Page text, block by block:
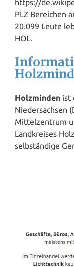
https://
PLZ Bereichen
20.099 Leute
HOL.
Holzminden ist
Niedersachsen (
Mittelzentrum
Landkreises
selbständige